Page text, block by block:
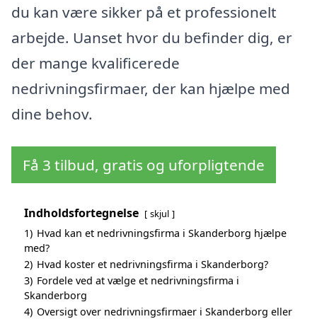
du kan være sikker på et professionelt
arbejde. Uanset hvor du befinder dig, er
der mange kvalificerede
nedrivningsfirmaer, der kan hjælpe med
dine behov.
Få 3 tilbud, gratis og uforpligtende
Indholdsfortegnelse skjul
1) Hvad kan et nedrivningsfirma i Skanderborg hjælpe
med?
2) Hvad koster et nedrivningsfirma i Skanderborg?
3) Fordele ved at vælge et nedrivningsfirma i
Skanderborg
4) Oversigt over nedrivningsfirmaer i Skanderborg eller